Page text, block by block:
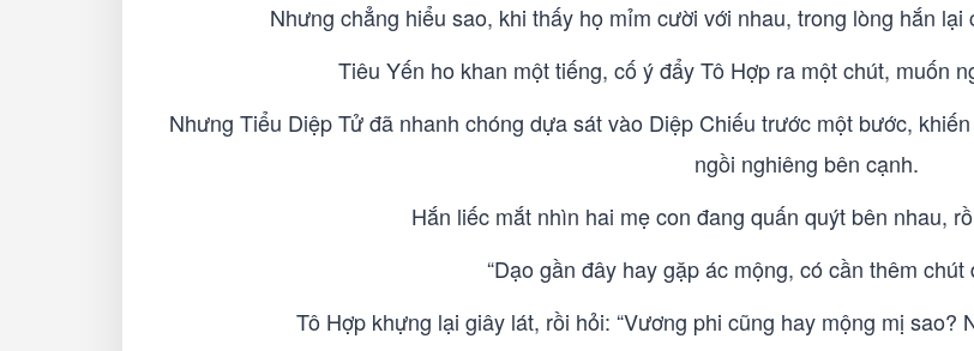
Nhưng chẳng hiểu sao, khi thấy họ mỉm cười với nhau, trong lòng hắn
Tiêu Yến ho khan một tiếng, cố ý đẩy Tô Hợp ra một chút, muốn
Nhưng Tiểu Diệp Tử đã nhanh chóng dựa sát vào Diệp Chiếu trước một bước,
ngồi nghiêng bên cạnh.
Hắn liếc mắt nhìn hai mẹ con đang quấn quýt bên nhau,
“Dạo gần đây hay gặp ác mộng, có cần thêm chút
Tô Hợp khựng lại giây lát, rồi hỏi: “Vương phi cũng hay mộng mị sao?